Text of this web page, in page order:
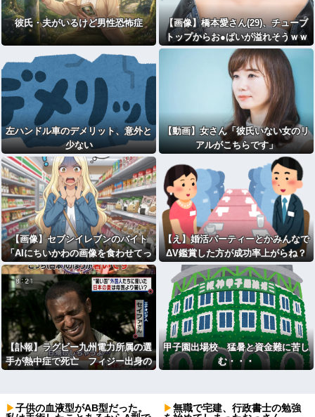
彼氏・夫がいるけど男性恐怖症
【画像】橋本愛さん(29)、チューブ
トップからお●ぱいが溢れそうｗｗ
ｗwｗｗｗｗｗｗｗｗ
左ハンドル車のデメリット、意外と
少ない
【動画】女さん「彼氏いない女のリ
アルがこちらです」
【画像】セブンイレブンのバイト
「AIにちいかわの画像を食わせてっ
と………できた！」
【え】婚活パーティーとかみんなで
ΔV鑑賞した方が成功率上がらね？
【訃報】ラグビー九州電力所属の選
手が熱中症で死亡 フィジー出身の
甲子園出場校 猛暑と資金難に苦し
む・・・
子供の血液型がAB型だった。
無職で宅建、行政書士の勉強